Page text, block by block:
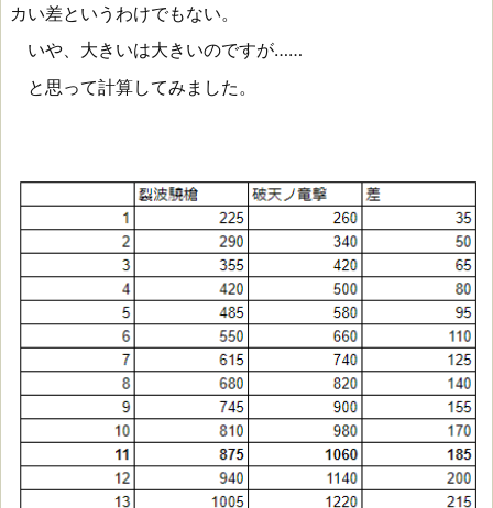
の
極
2
章
の
天
将
カい差というわけでもない。
いや、大きいは大きいのですが……
と思って計算してみました。